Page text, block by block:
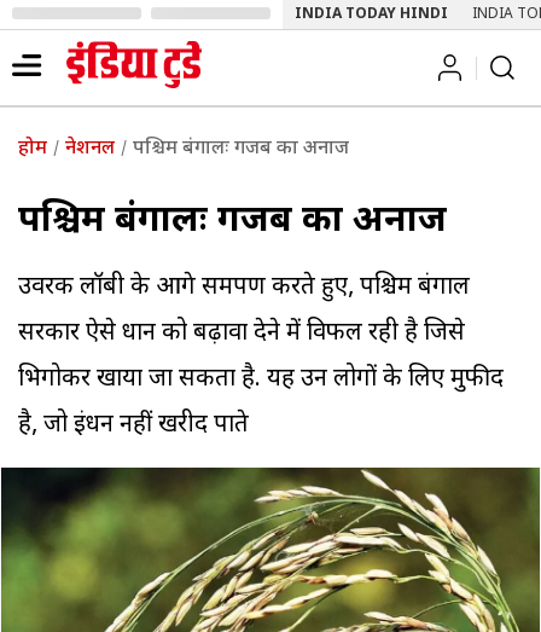
INDIA TODAY HINDI INDIA
होम नेशनल पश्चिम बंगालः गजब का अनाज
पश्चिम बंगालः गजब का अनाज
उर्वरक लॉबी के आगे समर्पण करते हुए, पश्चिम बंगाल
सरकार ऐसे धान को बढ़ावा देने में विफल रही है जिसे
भिगोकर खाया जा सकता है. यह उन लोगों के लिए मुफीद
है, जो ईंधन नहीं खरीद पाते